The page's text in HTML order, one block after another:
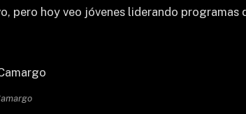
pero hoy veo jóvenes liderando programas